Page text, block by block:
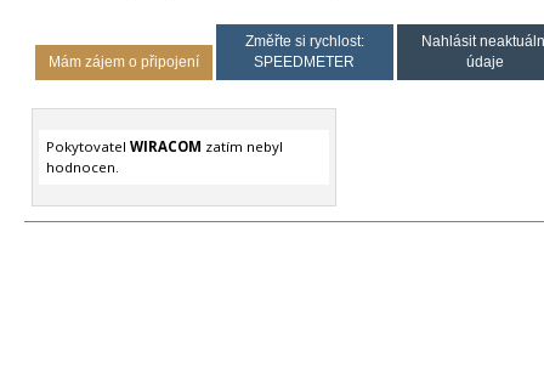
Mám zájem o připojení
Změřte si rychlost:
SPEEDMETER
Nahlásit
údaje
Pokytovatel WIRACOM zatím nebyl
hodnocen.